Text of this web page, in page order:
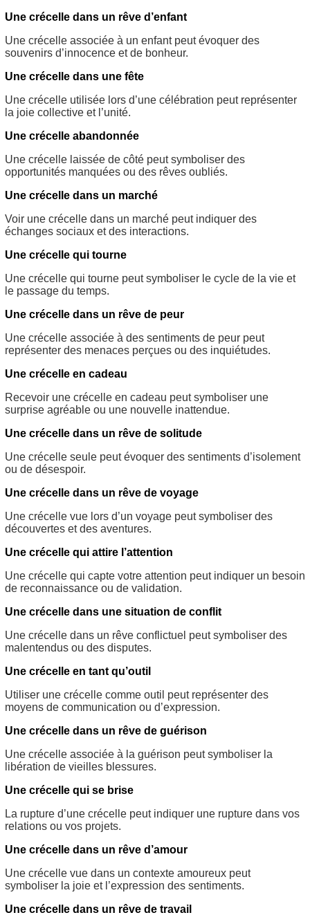
Une crécelle dans un rêve d’enfant
Une crécelle associée à un enfant peut évoquer des
souvenirs d’innocence et de bonheur.
Une crécelle dans une fête
Une crécelle utilisée lors d’une célébration peut représenter
la joie collective et l’unité.
Une crécelle abandonnée
Une crécelle laissée de côté peut symboliser des
opportunités manquées ou des rêves oubliés.
Une crécelle dans un marché
Voir une crécelle dans un marché peut indiquer des
échanges sociaux et des interactions.
Une crécelle qui tourne
Une crécelle qui tourne peut symboliser le cycle de la vie et
le passage du temps.
Une crécelle dans un rêve de peur
Une crécelle associée à des sentiments de peur peut
représenter des menaces perçues ou des inquiétudes.
Une crécelle en cadeau
Recevoir une crécelle en cadeau peut symboliser une
surprise agréable ou une nouvelle inattendue.
Une crécelle dans un rêve de solitude
Une crécelle seule peut évoquer des sentiments d’isolement
ou de désespoir.
Une crécelle dans un rêve de voyage
Une crécelle vue lors d’un voyage peut symboliser des
découvertes et des aventures.
Une crécelle qui attire l’attention
Une crécelle qui capte votre attention peut indiquer un besoin
de reconnaissance ou de validation.
Une crécelle dans une situation de conflit
Une crécelle dans un rêve conflictuel peut symboliser des
malentendus ou des disputes.
Une crécelle en tant qu’outil
Utiliser une crécelle comme outil peut représenter des
moyens de communication ou d’expression.
Une crécelle dans un rêve de guérison
Une crécelle associée à la guérison peut symboliser la
libération de vieilles blessures.
Une crécelle qui se brise
La rupture d’une crécelle peut indiquer une rupture dans vos
relations ou vos projets.
Une crécelle dans un rêve d’amour
Une crécelle vue dans un contexte amoureux peut
symboliser la joie et l’expression des sentiments.
Une crécelle dans un rêve de travail